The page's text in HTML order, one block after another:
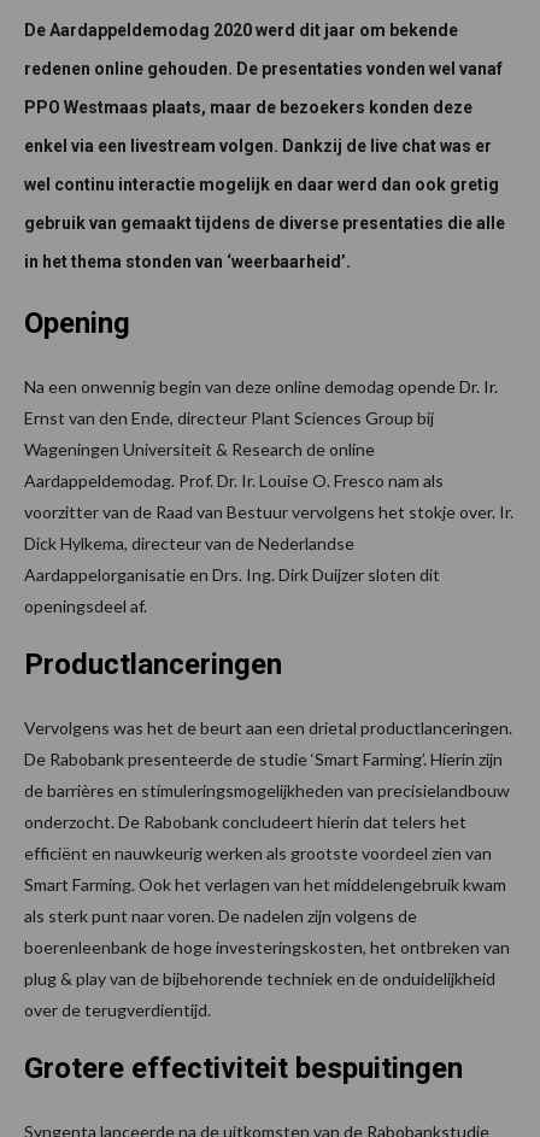
De Aardappeldemodag 2020 werd dit jaar om bekende
redenen online gehouden. De presentaties vonden wel vanaf
PPO Westmaas plaats, maar de bezoekers konden deze
enkel via een livestream volgen. Dankzij de live chat was er
wel continu interactie mogelijk en daar werd dan ook gretig
gebruik van gemaakt tijdens de diverse presentaties die alle
in het thema stonden van ‘weerbaarheid’.
Opening
Na een onwennig begin van deze online demodag opende Dr. Ir.
Ernst van den Ende, directeur Plant Sciences Group bij
Wageningen Universiteit & Research de online
Aardappeldemodag. Prof. Dr. Ir. Louise O. Fresco nam als
voorzitter van de Raad van Bestuur vervolgens het stokje over. Ir.
Dick Hylkema, directeur van de Nederlandse
Aardappelorganisatie en Drs. Ing. Dirk Duijzer sloten dit
openingsdeel af.
Productlanceringen
Vervolgens was het de beurt aan een drietal productlanceringen.
De Rabobank presenteerde de studie ‘Smart Farming’. Hierin zijn
de barrières en stimuleringsmogelijkheden van precisielandbouw
onderzocht. De Rabobank concludeert hierin dat telers het
efficiënt en nauwkeurig werken als grootste voordeel zien van
Smart Farming. Ook het verlagen van het middelengebruik kwam
als sterk punt naar voren. De nadelen zijn volgens de
boerenleenbank de hoge investeringskosten, het ontbreken van
plug & play van de bijbehorende techniek en de onduidelijkheid
over de terugverdientijd.
Grotere effectiviteit bespuitingen
Syngenta lanceerde na de uitkomsten van de Rabobankstudie